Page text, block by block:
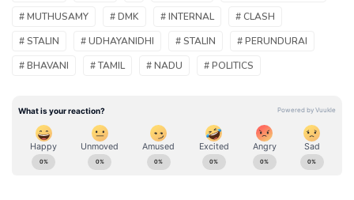
# MUTHUSAMY
# DMK # INTERNAL
# CLASH
# STALIN
# UDHAYANIDHI # STALIN
# PERUNDURAI
# BHAVANI
# TAMIL # NADU # POLITICS